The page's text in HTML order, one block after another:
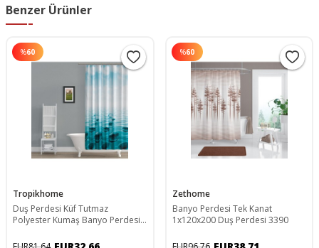
Benzer Ürünler
%60
Tropikhome
Duş Perdesi Küf Tutmaz
Polyester Kumaş Banyo Perdesi
Perdesi 180x200 Cm
%60
Zethome
Banyo Perdesi Tek Kanat
1x120x200 Duş Perdesi 3390